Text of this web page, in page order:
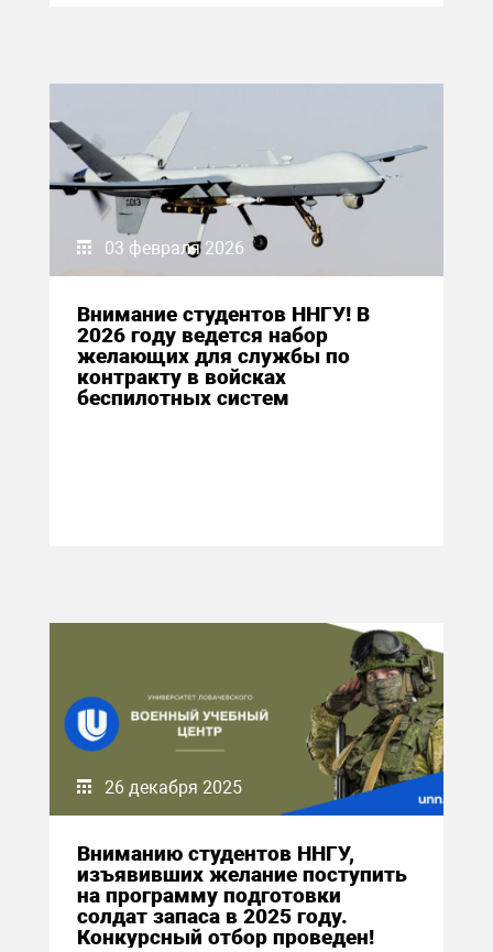
03 февраля 2026
Внимание студентов ННГУ! В
2026 году ведется набор
желающих для службы по
контракту в войсках
беспилотных систем
26 декабря 2025
Вниманию студентов ННГУ,
изъявивших желание поступить
на программу подготовки
солдат запаса в 2025 году.
Конкурсный отбор проведен!